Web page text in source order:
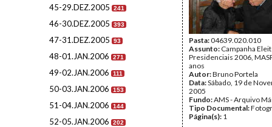
45-29.DEZ.2005 241
46-30.DEZ.2005 393
47-31.DEZ.2005 93
48-01.JAN.2006 271
49-02.JAN.2006 111
50-03.JAN.2006 153
51-04.JAN.2006 144
52-05.JAN.2006 202
Pasta:04639.020.010
Assunto: Campanha
Presidenciais 2006,
anos
Autor:Bruno Portela
Data:Sábado, 19 de
2005
Fundo:AMS - Arquivo
Tipo Documental:
Página(s): 1